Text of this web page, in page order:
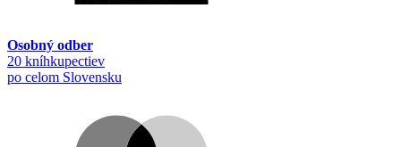
Osobný odber
20 kníhkupectiev
po celom Slovensku